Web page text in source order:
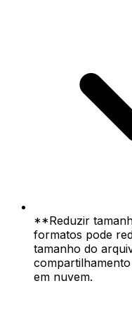
**Reduzir
formatos pode
tamanho do
em nuvem.